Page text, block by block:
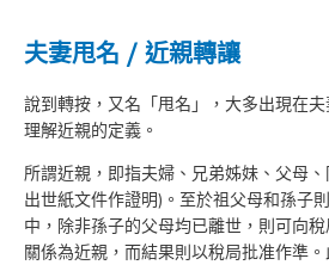
夫妻甩名 / 近親轉讓
說到轉按，又名「甩名」，大多出現在
理解近親的定義。
所謂近親，即指夫婦、兄弟姊妹、父母
出世紙文件作證明)。至於祖父母和孫子
中，除非孫子的父母均已離世，則可向
關係為近親，而結果則以稅局批准作準